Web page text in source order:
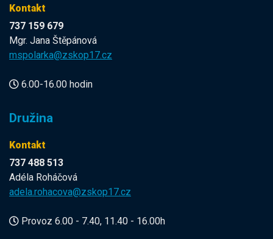
Kontakt
737 159 679
Mgr. Jana Štěpánová
mspolarka@zskop17.cz
6.00-16.00 hodin
Družina
Kontakt
737 488 513
Adéla Roháčová
adela.rohacova@zskop17.cz
Provoz 6.00 - 7.40, 11.40 - 16.00h